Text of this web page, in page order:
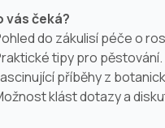
vás čeká?
do zákulisí péče o
tipy pro pěstování.
příběhy z
klást dotazy a